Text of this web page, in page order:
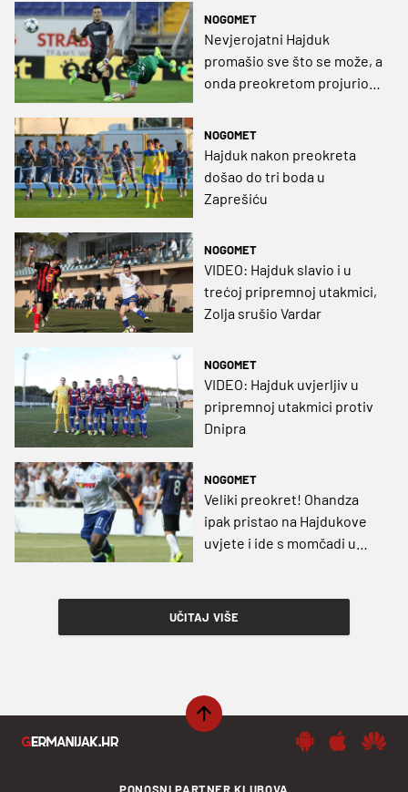
NOGOMET
Nevjerojatni Hajduk
promašio sve što se može, a
onda preokretom projurio u
NOGOMET
Hajduk nakon preokreta
došao do tri boda u
Zaprešiću
NOGOMET
VIDEO: Hajduk slavio i u
trećoj pripremnoj utakmici,
Zolja srušio Vardar
NOGOMET
VIDEO: Hajduk uvjerljiv u
pripremnoj utakmici protiv
Dnipra
NOGOMET
Veliki preokret! Ohandza
ipak pristao na Hajdukove
uvjete i ide s momčadi u
UČITAJ VIŠE